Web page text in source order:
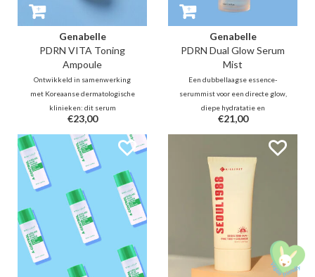
Genabelle
PDRN VITA Toning
Ampoule
Ontwikkeld in samenwerking
met Koreaanse dermatologische
klinieken: dit serum
geformuleerd met 0,1% zalm-
PDRN met geëncapsuleerde
vitamine C en niacinamide,
herstelt de huidbarrière,
vervaagt pigmentvlekken en laat
de vermoeide huid weer stralen.
€23,00
Genabelle
PDRN Dual Glow Serum
Mist
Een dubbellaagse essence-
serummist voor een directe glow,
diepe hydratatie en
barrièreherstel in één spray.
Aangedreven door PDRN om de
huid te vernieuwen en te
herstellen, verhoogt het de
veerkracht voor een stralende,
gezonde teint. Schud, spray en
€21,00